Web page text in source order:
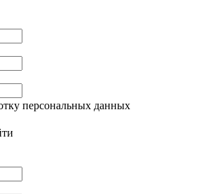
персональных данных